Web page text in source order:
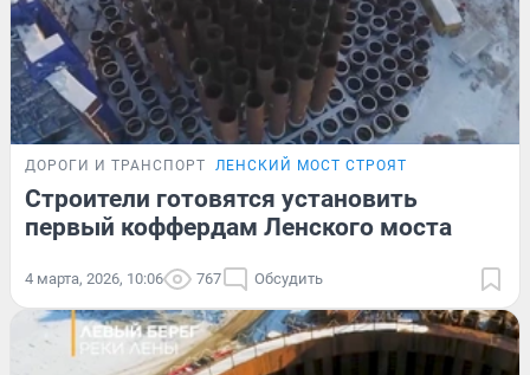
ДОРОГИ И ТРАНСПОРТ ЛЕНСКИЙ МОСТ СТРОЯТ
Строители готовятся установить
первый коффердам Ленского моста
4 марта, 2026, 10:06 767 Обсудить